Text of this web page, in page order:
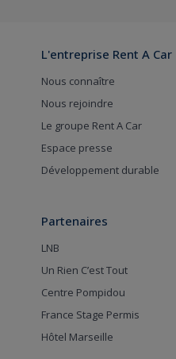
L'entreprise Rent A Car
Nous connaître
Nous rejoindre
Le groupe Rent A Car
Espace presse
Développement durable
Partenaires
LNB
Un Rien C’est Tout
Centre Pompidou
France Stage Permis
Hôtel Marseille